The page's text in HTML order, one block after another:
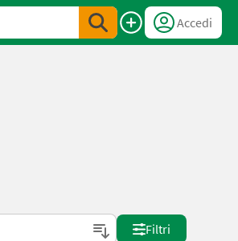
Accedi
Filtri